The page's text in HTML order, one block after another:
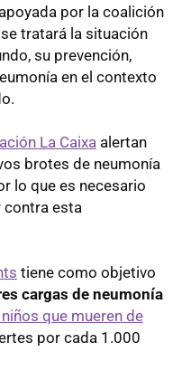
por la coalición
se tratará la situación
su prevención,
en el contexto
La Caixa alertan
brotes de neumonía
lo que es necesario
contra esta
tiene como objetivo
cargas de neumonía
que mueren de
por cada 1.000